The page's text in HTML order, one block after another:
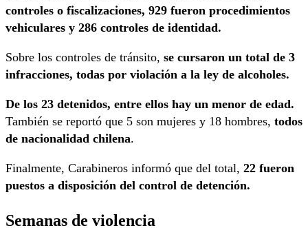
controles o fiscalizaciones, 929 fueron procedimientos
vehiculares y 286 controles de identidad.
Sobre los controles de tránsito, se cursaron un total de 3
infracciones, todas por violación a la ley de alcoholes.
De los 23 detenidos, entre ellos hay un menor de edad.
También se reportó que 5 son mujeres y 18 hombres, todos
de nacionalidad chilena.
Finalmente, Carabineros informó que del total, 22 fueron
puestos a disposición del control de detención.
Semanas de violencia